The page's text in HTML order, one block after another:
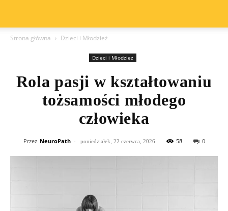
Strona główna Dzieci i Młodzież
Dzieci i Młodzież
Rola pasji w kształtowaniu
tożsamości młodego
człowieka
Przez NeuroPath - poniedziałek, 22 czerwca, 2026 58 0